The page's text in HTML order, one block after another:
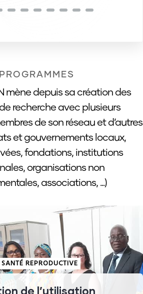
mène depuis sa création des
recherche avec plusieurs
de son réseau et d’autres
et gouvernements locaux,
fondations, institutions
organisations non
associations, ...)